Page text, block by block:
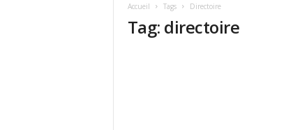
Accueil Tags Directoire
Tag: directoire